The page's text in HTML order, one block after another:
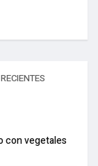
RECIENTES
con vegetales